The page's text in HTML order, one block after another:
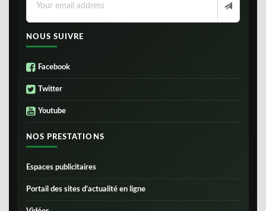
NOUS SUIVRE
Facebook
Twitter
Youtube
NOS PRESTATIONS
Espaces publicitaires
Portail des sites d’actualité en ligne